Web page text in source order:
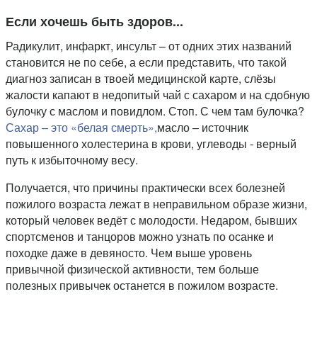
Если хочешь быть здоров...
Радикулит, инфаркт, инсульт – от одних этих названий
становится не по себе, а если представить, что такой
диагноз записан в твоей медицинской карте, слёзы
жалости капают в недопитый чай с сахаром и на сдобную
булочку с маслом и повидлом. Стоп. С чем там булочка?
Сахар – это «белая смерть»,масло – источник
повышенного холестерина в крови, углеводы - верный
путь к избыточному весу.
Получается, что причины практически всех болезней
пожилого возраста лежат в неправильном образе жизни,
который человек ведёт с молодости. Недаром, бывших
спортсменов и танцоров можно узнать по осанке и
походке даже в девяносто. Чем выше уровень
привычной физической активности, тем больше
полезных привычек останется в пожилом возрасте.